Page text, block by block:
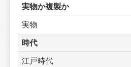
実物か複製か
実物
時代
江戸時代